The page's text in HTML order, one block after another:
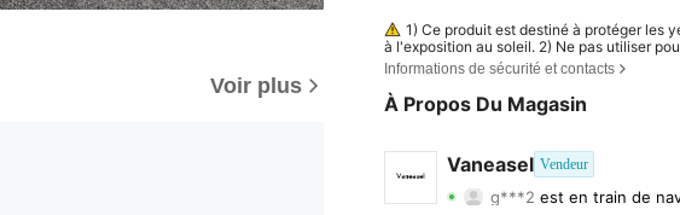
Voir plus
1) Ce produit est destiné à protéger les
à l'exposition au soleil. 2) Ne pas utiliser
3) Ne pas utiliser pour se protéger des
pas utiliser comme protection oculaire
Informations de sécurité et contacts
À Propos Du Magasin
Vaneasel Vendeur
4,88 67
4,88
67
g***2est en train de
4,88 Evaluation 67Articles